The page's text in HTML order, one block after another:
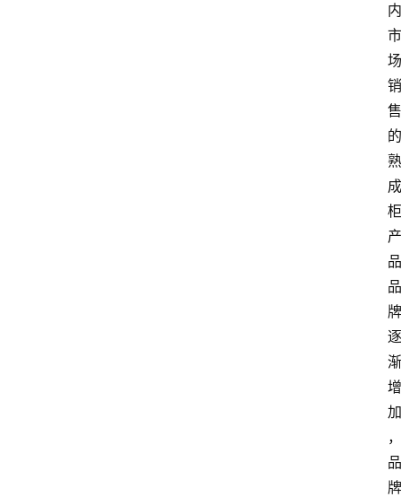
内
市
场
销
售
的
熟
成
柜
产
品
品
牌
逐
渐
增
加
，
品
牌